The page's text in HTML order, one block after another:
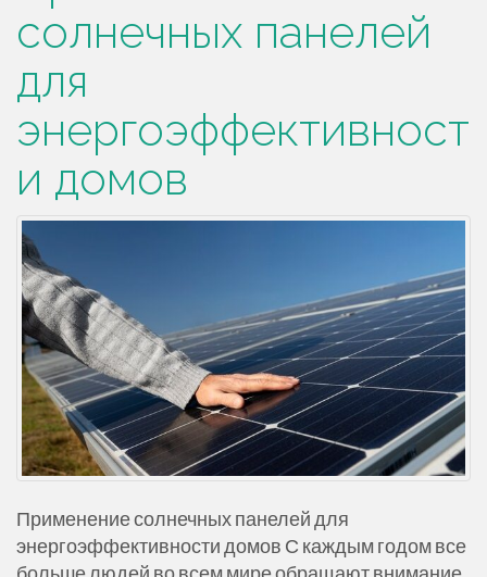
солнечных панелей
для
энергоэффективност
и домов
Применение солнечных панелей для
энергоэффективности домов С каждым годом все